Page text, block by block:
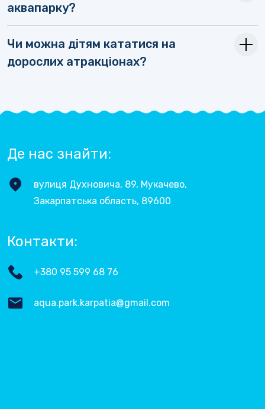
аквапарку?
Чи можна дітям кататися на
дорослих атракціонах?
Де нас знайти:
вулиця Духновича, 89, Мукачево,
Закарпатська область, 89600
Контакти:
+380 95 599 68 76
aqua.park.karpatia@gmail.com